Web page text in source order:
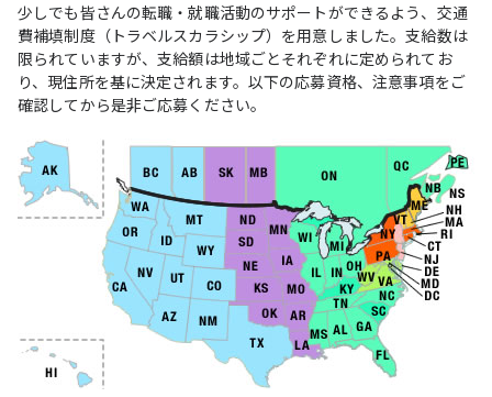
少しでも皆さんの転職・就職活動のサポートができるよう、交通
費補填制度（トラベルスカラシップ）を用意しました。支給数は
限られていますが、支給額は地域ごとそれぞれに定められてお
り、現住所を基に決定されます。以下の応募資格、注意事項をご
確認してから是非ご応募ください。